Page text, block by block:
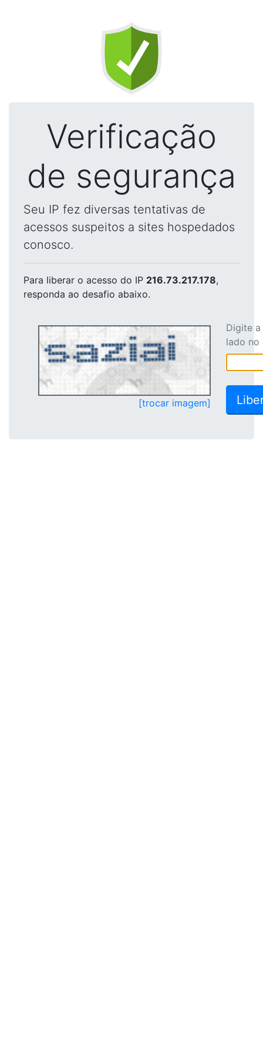
Verificação
de segurança
Seu IP fez diversas tentativas de
acessos suspeitos a sites hospedados
conosco.
Para liberar o acesso do IP 216.73.217.178,
responda ao desafio abaixo.
[trocar imagem]
Digite
lado no